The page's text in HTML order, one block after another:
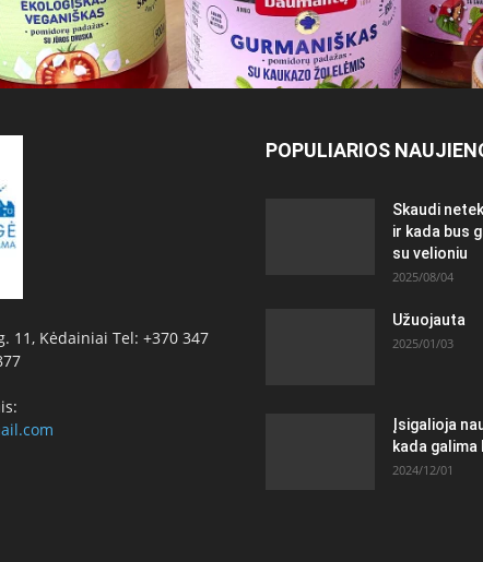
11, Kėdainiai Tel: +370 347
POPULIARIOS
Skaudi
ir kada bus
su velioniu
2025/08/04
Užuojauta
2025/01/03
Įsigalioja
kada
2024/12/01